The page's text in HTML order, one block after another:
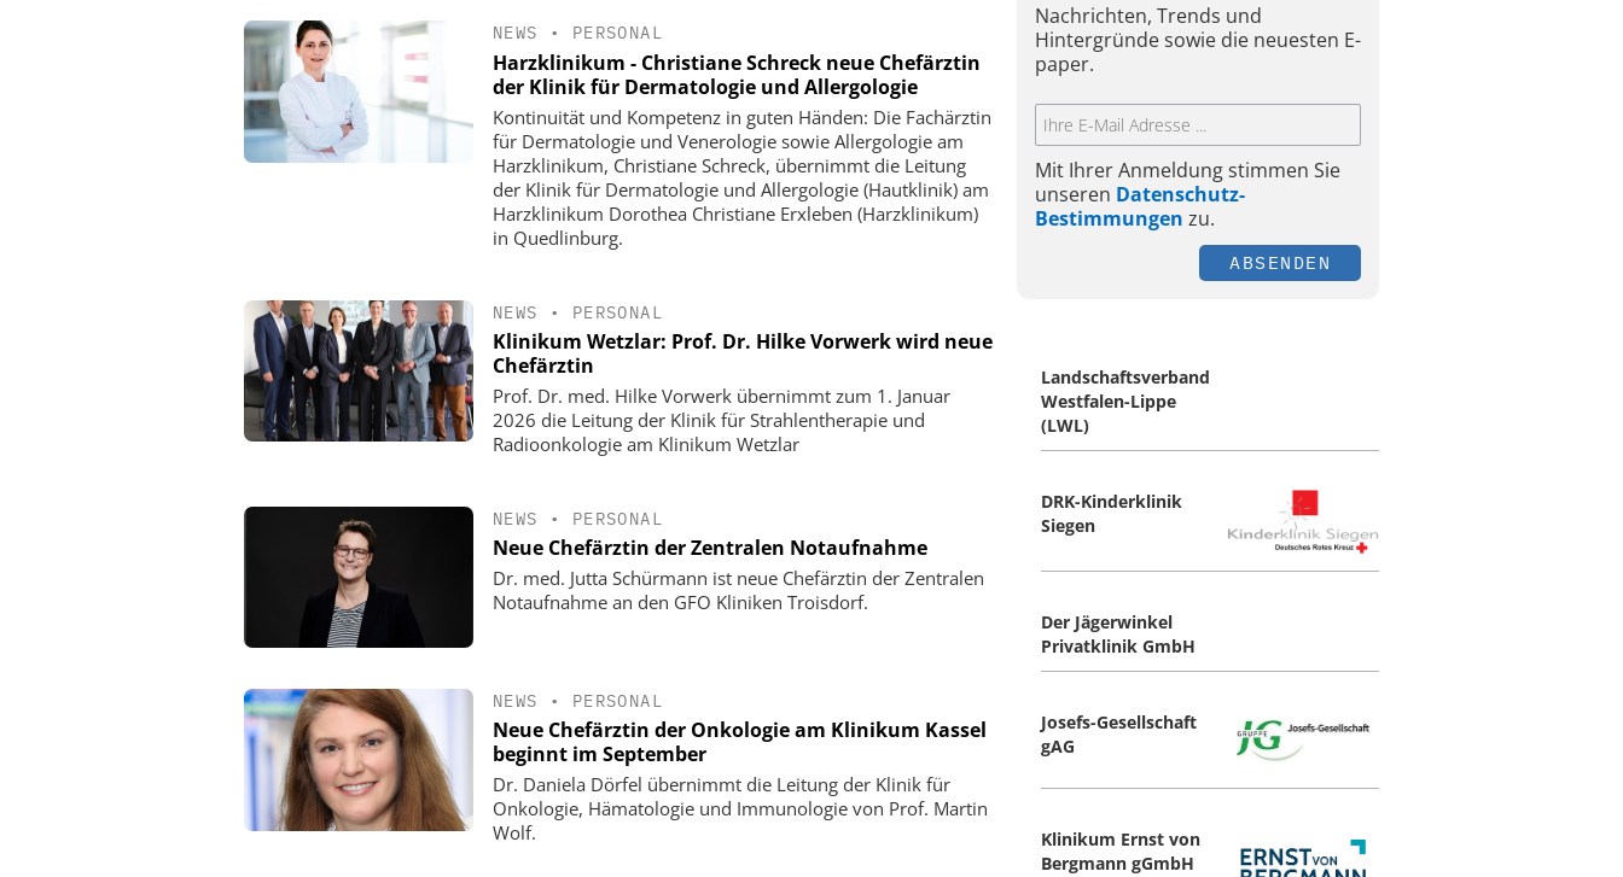
NEWS • PERSONAL
Harzklinikum - Christiane Schreck neue Chefärztin
der Klinik für Dermatologie und Allergologie
Kontinuität und Kompetenz in guten Händen: Die Fachärztin
für Dermatologie und Venerologie sowie Allergologie am
Harzklinikum, Christiane Schreck, übernimmt die Leitung
der Klinik für Dermatologie und Allergologie (Hautklinik) am
Harzklinikum Dorothea Christiane Erxleben (Harzklinikum)
in Quedlinburg.
NEWS • PERSONAL
Klinikum Wetzlar: Prof. Dr. Hilke Vorwerk wird neue
Chefärztin
Prof. Dr. med. Hilke Vorwerk übernimmt zum 1. Januar
2026 die Leitung der Klinik für Strahlentherapie und
Radioonkologie am Klinikum Wetzlar
NEWS • PERSONAL
Neue Chefärztin der Zentralen Notaufnahme
Dr. med. Jutta Schürmann ist neue Chefärztin der Zentralen
Notaufnahme an den GFO Kliniken Troisdorf.
NEWS • PERSONAL
Neue Chefärztin der Onkologie am Klinikum Kassel
beginnt im September
Dr. Daniela Dörfel übernimmt die Leitung der Klinik für
Onkologie, Hämatologie und Immunologie von Prof. Martin
Wolf.
Nachrichten, Trends und
Hintergründe sowie die neuesten E-
paper.
Mit Ihrer Anmeldung stimmen Sie
unseren Datenschutz-
Bestimmungen zu.
ABSENDEN
Landschaftsverband
Westfalen-Lippe
(LWL)
DRK-Kinderklinik
Siegen
Der Jägerwinkel
Privatklinik GmbH
Josefs-Gesellschaft
gAG
Klinikum Ernst von
Bergmann gGmbH